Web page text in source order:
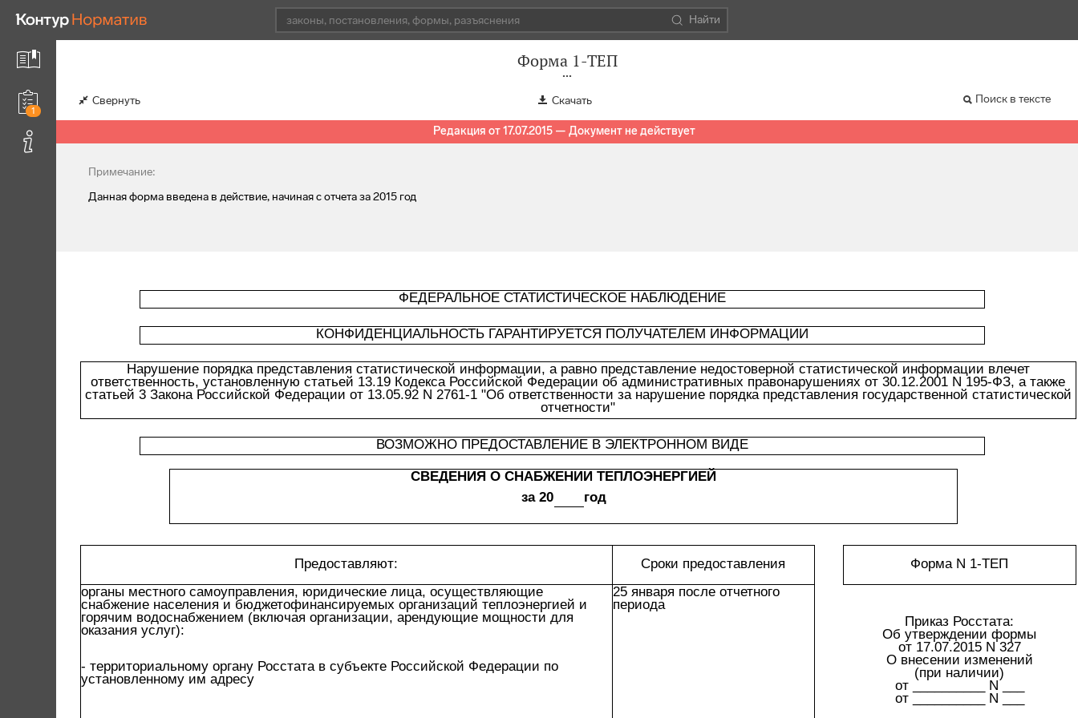
Найти
1
Форма 1-ТЕП
Свернуть Скачать Поиск в тексте
Редакция от 17.07.2015 — Документ не действует
Примечание:
Данная форма введена в действие, начиная с отчета за 2015 год
ФЕДЕРАЛЬНОЕ СТАТИСТИЧЕСКОЕ НАБЛЮДЕНИЕ
КОНФИДЕНЦИАЛЬНОСТЬ ГАРАНТИРУЕТСЯ ПОЛУЧАТЕЛЕМ ИНФОРМАЦИИ
Нарушение порядка представления статистической информации, а равно представление недостоверной статистической информации влечет
ответственность, установленную статьей 13.19 Кодекса Российской Федерации об административных правонарушениях от 30.12.2001 N 195-ФЗ, а также
статьей 3 Закона Российской Федерации от 13.05.92 N 2761-1 "Об ответственности за нарушение порядка представления государственной статистической
отчетности"
ВОЗМОЖНО ПРЕДОСТАВЛЕНИЕ В ЭЛЕКТРОННОМ ВИДЕ
СВЕДЕНИЯ О СНАБЖЕНИИ ТЕПЛОЭНЕРГИЕЙ
за 20
год
Предоставляют: Сроки предоставления
Форма N 1-ТЕП
органы местного самоуправления, юридические лица, осуществляющие
снабжение населения и бюджетофинансируемых организаций теплоэнергией и
горячим водоснабжением (включая организации, арендующие мощности для
оказания услуг):
25 января после отчетного
периода
Приказ Росстата:
Об утверждении формы
от 17.07.2015 N 327
О внесении изменений
(при наличии)
от __________ N ___
от __________ N ___
- территориальному органу Росстата в субъекте Российской Федерации по
установленному им адресу